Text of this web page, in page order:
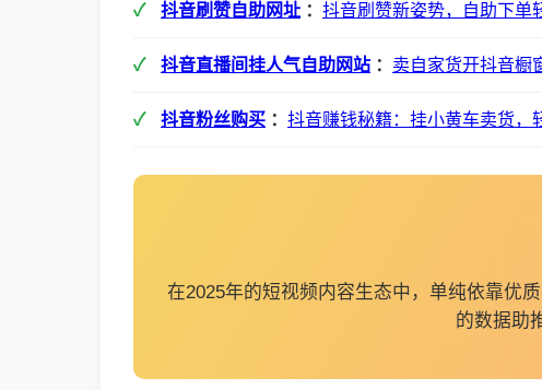
抖音刷赞自助网址 ： 抖音刷赞新姿势，自助下单
抖音直播间挂人气自助网站 ： 卖自家货开抖音橱
抖音粉丝购买 ： 抖音赚钱秘籍：挂小黄车卖货，
在2025年的短视频内容生态中，单纯依靠优
的数据助